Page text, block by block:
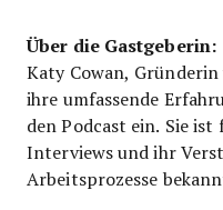
Über die Gastgeberin:
Katy Cowan,
ihre umfassende
den Podcast ein. Sie
Interviews und ihr
Arbeitsprozesse